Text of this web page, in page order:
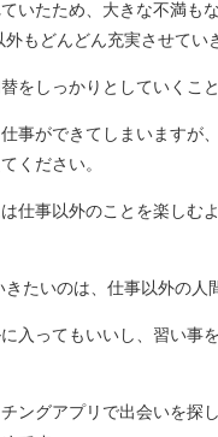
いたため、大きな不満も
もどんどん充実させてい
をしっかりとしていくこと
事ができてしまいますが
ください。
仕事以外のことを楽しむ
たいのは、仕事以外の人
入ってもいいし、習い事
ングアプリで出会いを探